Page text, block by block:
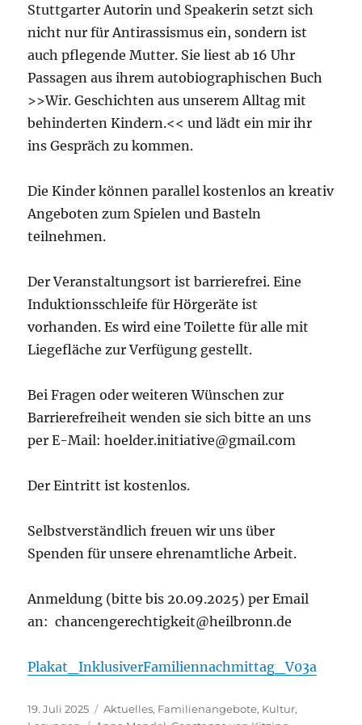
Stuttgarter Autorin und Speakerin setzt sich
nicht nur für Antirassismus ein, sondern ist
auch pflegende Mutter. Sie liest ab 16 Uhr
Passagen aus ihrem autobiographischen Buch
>>Wir. Geschichten aus unserem Alltag mit
behinderten Kindern.<< und lädt ein mir ihr
ins Gespräch zu kommen.
Die Kinder können parallel kostenlos an kreativ
Angeboten zum Spielen und Basteln
teilnehmen.
Der Veranstaltungsort ist barrierefrei. Eine
Induktionsschleife für Hörgeräte ist
vorhanden. Es wird eine Toilette für alle mit
Liegefläche zur Verfügung gestellt.
Bei Fragen oder weiteren Wünschen zur
Barrierefreiheit wenden sie sich bitte an uns
per E-Mail: hoelder.initiative@gmail.com
Der Eintritt ist kostenlos.
Selbstverständlich freuen wir uns über
Spenden für unsere ehrenamtliche Arbeit.
Anmeldung (bitte bis 20.09.2025) per Email
an: chancengerechtigkeit@heilbronn.de
Plakat_InklusiverFamiliennachmittag_V03a
Veröffentlicht
19. Juli 2025 Kategorien
Aktuelles, Familienangebote, Kultur,